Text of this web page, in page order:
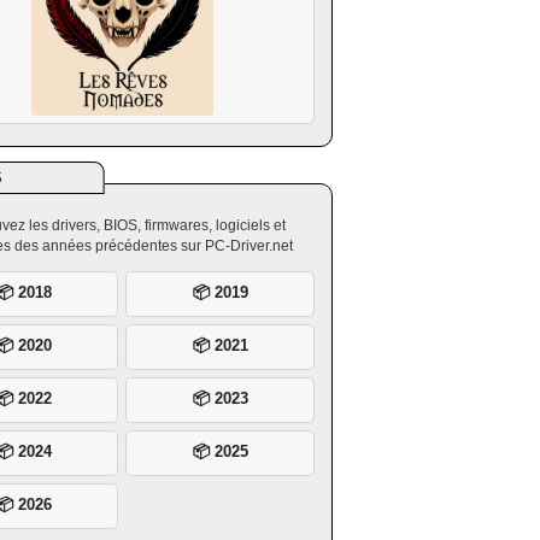
les drivers, BIOS, firmwares, logiciels et
des années précédentes sur PC-Driver.net
2018 📦 2019
2020 📦 2021
2022 📦 2023
2024 📦 2025
2026